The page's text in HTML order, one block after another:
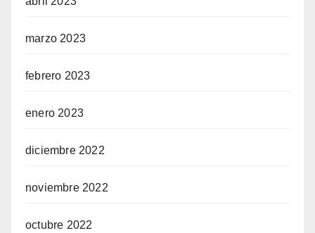
marzo 2023
febrero 2023
enero 2023
diciembre 2022
noviembre 2022
octubre 2022